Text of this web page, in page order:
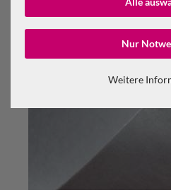
Nur
Weitere